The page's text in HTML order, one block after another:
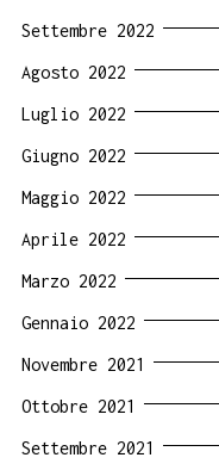
Settembre 2022
Agosto 2022
Luglio 2022
Giugno 2022
Maggio 2022
Aprile 2022
Marzo 2022
Gennaio 2022
Novembre 2021
Ottobre 2021
Settembre 2021